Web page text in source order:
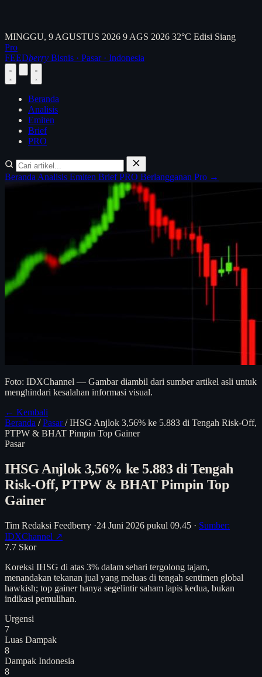
MINGGU, 9 AGUSTUS 2026 9 AGS 2026 32°C Edisi Siang
Pro
FEEDberry Bisnis · Pasar · Indonesia
Beranda
Analisis
Emiten
Brief
PRO
Beranda Analisis Emiten BriefPRO Berlangganan Pro →
Foto: IDXChannel — Gambar diambil dari sumber artikel asli untuk
menghindari kesalahan informasi visual.
← Kembali
Beranda / Pasar/ IHSG Anjlok 3,56% ke 5.883 di Tengah Risk-Off,
PTPW & BHAT Pimpin Top Gainer
Pasar
IHSG Anjlok 3,56% ke 5.883 di Tengah
Risk-Off, PTPW & BHAT Pimpin Top
Gainer
Tim Redaksi Feedberry ·24 Juni 2026 pukul 09.45 · Sumber:
IDXChannel ↗
7.7 Skor
Koreksi IHSG di atas 3% dalam sehari tergolong tajam,
menandakan tekanan jual yang meluas di tengah sentimen global
hawkish; top gainer hanya segelintir saham lapis kedua, bukan
indikasi pemulihan.
Urgensi
7
Luas Dampak
8
Dampak Indonesia
8